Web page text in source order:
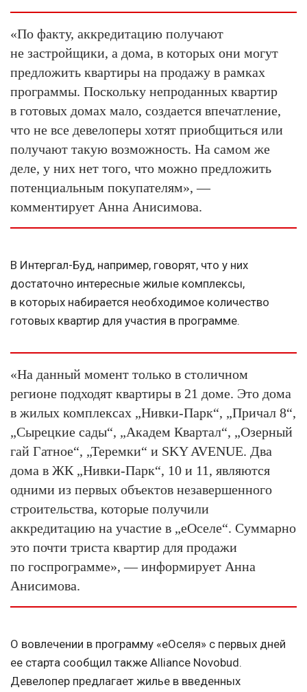
«По факту, аккредитацию получают
не застройщики, а дома, в которых они могут
предложить квартиры на продажу в рамках
программы. Поскольку непроданных квартир
в готовых домах мало, создается впечатление,
что не все девелоперы хотят приобщиться или
получают такую возможность. На самом же
деле, у них нет того, что можно предложить
потенциальным покупателям», —
комментирует Анна Анисимова.
В Интергал-Буд, например, говорят, что у них
достаточно интересные жилые комплексы,
в которых набирается необходимое количество
готовых квартир для участия в программе.
«На данный момент только в столичном
регионе подходят квартиры в 21 доме. Это дома
в жилых комплексах „Нивки-Парк“, „Причал 8“,
„Сырецкие сады“, „Академ Квартал“, „Озерный
гай Гатное“, „Теремки“ и SKY AVENUE. Два
дома в ЖК „Нивки-Парк“, 10 и 11, являются
одними из первых объектов незавершенного
строительства, которые получили
аккредитацию на участие в „еОселе“. Суммарно
это почти триста квартир для продажи
по госпрограмме», — информирует Анна
Анисимова.
О вовлечении в программу «еОселя» с первых дней
ее старта сообщил также Alliance Novobud.
Девелопер предлагает жилье в введенных